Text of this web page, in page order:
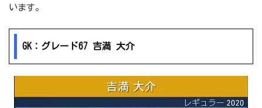
います。
GK：グレード67 吉満 大介